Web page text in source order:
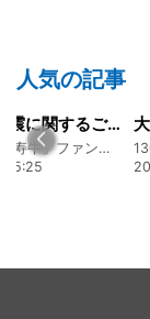
人気の記事
大人気メニュー「唐揚げ弁当」のレシピをご紹介します！
130年の伝統と革新 ヤマタカ醤油ファンド
日 08:10